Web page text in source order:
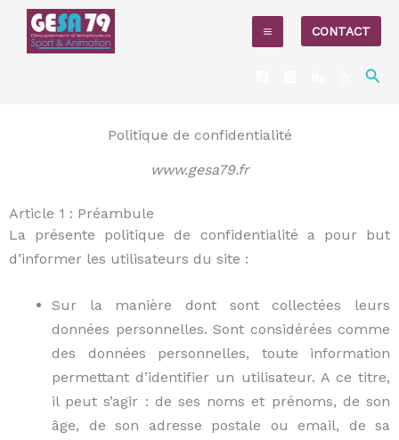
Aller
contenu
CONTACT
Politique de confidentialité
www.gesa79.fr
Article 1 : Préambule
La présente politique de confidentialité a pour but
d’informer les utilisateurs du site :
Sur la manière dont sont collectées leurs
données personnelles. Sont considérées comme
des données personnelles, toute information
permettant d’identifier un utilisateur. A ce titre,
il peut s’agir : de ses noms et prénoms, de son
âge, de son adresse postale ou email, de sa